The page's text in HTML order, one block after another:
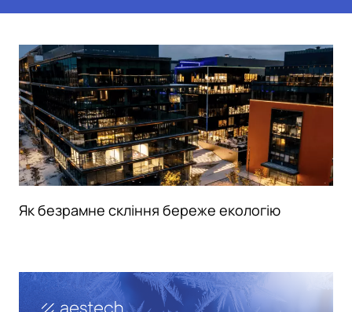
Як безрамне скління береже екологію